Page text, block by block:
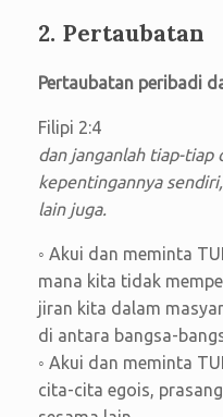
2. Pertaubatan
Pertaubatan peribadi
Filipi 2:4
dan janganlah tiap-tiap
kepentingannya
lain juga.
◦ Akui dan meminta
mana kita tidak
jiran kita dalam
di antara bangsa-
◦ Akui dan meminta
cita-cita egois,